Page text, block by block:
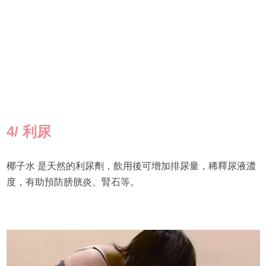
4/ 利尿
椰子水 是天然的利尿劑，飲用後可增加排尿量，稀釋尿液濃
度，有助預防膀胱炎、腎石等。